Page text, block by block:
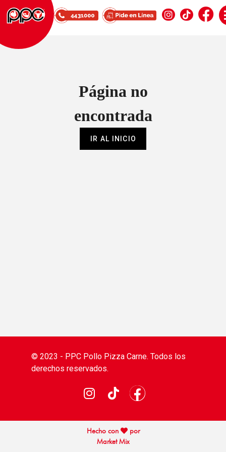
Página no
encontrada
IR AL INICIO
© 2023 - PPC Pollo Pizza Carne. Todos los
derechos reservados.
Hecho con
por
Market Mix